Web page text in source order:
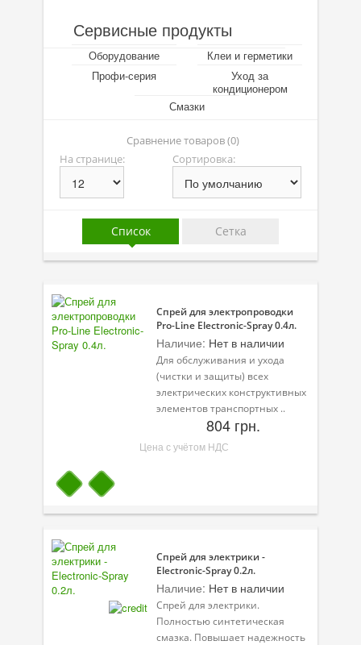
Минеральные масла
Масло с молибденом
Линейка масел Special Tec
Линейка масел Optimal
Присадки
Присадки в топливо
Автокосметика
Трансмиссионные масла
Сервисные продукты
Оборудование
Клеи и герметики
Смазки
Специальные программы
Велосипедная программа
Сервисные продукты
Оборудование
Клеи и герметики
Профи-серия
Уход за
кондиционером
Смазки
Сравнение товаров (0)
На странице:
Сортировка:
Список Сетка
Спрей для электропроводки
Pro-Line Electronic-Spray 0.4л.
Наличие: Нет в наличии
Для обслуживания и ухода
(чистки и защиты) всех
электрических конструктивных
элементов транспортных ..
804 грн.
Цена с учётом НДС
Спрей для электрики -
Electronic-Spray 0.2л.
Наличие: Нет в наличии
Спрей для электрики.
Полностью синтетическая
смазка. Повышает надежность